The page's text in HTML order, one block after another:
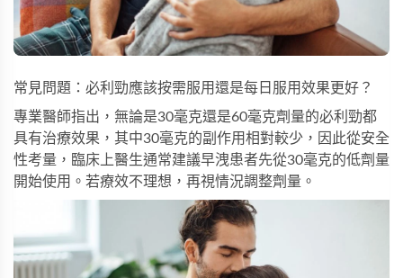
常見問題：必利勁應該按需服用還是每日服用效果更好？
專業醫師指出，無論是30毫克還是60毫克劑量的必利勁都
具有治療效果，其中30毫克的副作用相對較少，因此從安全
性考量，臨床上醫生通常建議早洩患者先從30毫克的低劑量
開始使用。若療效不理想，再視情況調整劑量。